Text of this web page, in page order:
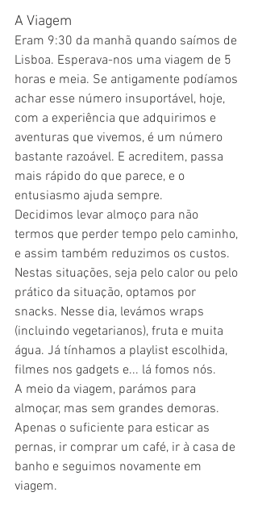
A Viagem
Eram 9:30 da manhã quando saímos de
Lisboa. Esperava-nos uma viagem de 5
horas e meia. Se antigamente podíamos
achar esse número insuportável, hoje,
com a experiência que adquirimos e
aventuras que vivemos, é um número
bastante razoável. E acreditem, passa
mais rápido do que parece, e o
entusiasmo ajuda sempre.
Decidimos levar almoço para não
termos que perder tempo pelo caminho,
e assim também reduzimos os custos.
Nestas situações, seja pelo calor ou pelo
prático da situação, optamos por
snacks. Nesse dia, levámos wraps
(incluindo vegetarianos), fruta e muita
água. Já tínhamos a playlist escolhida,
filmes nos gadgets e... lá fomos nós.
A meio da viagem, parámos para
almoçar, mas sem grandes demoras.
Apenas o suficiente para esticar as
pernas, ir comprar um café, ir à casa de
banho e seguimos novamente em
viagem.